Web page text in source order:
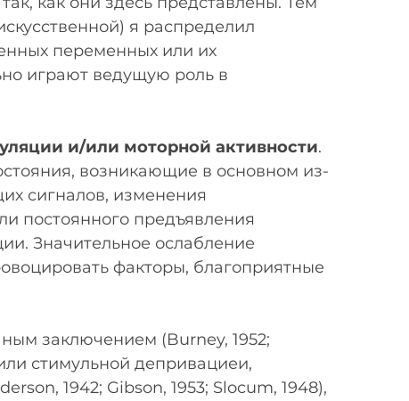
я распределил
переменных или их
играют ведущую роль в
и/или моторной активности.
возникающие в основном из-
сигналов, изменения
постоянного предъявления
Значительное ослабление
факторы, благоприятные
заключением (Burney, 1952;
стимульной депривациеи,
1942; Gibson, 1953; Slocum, 1948),